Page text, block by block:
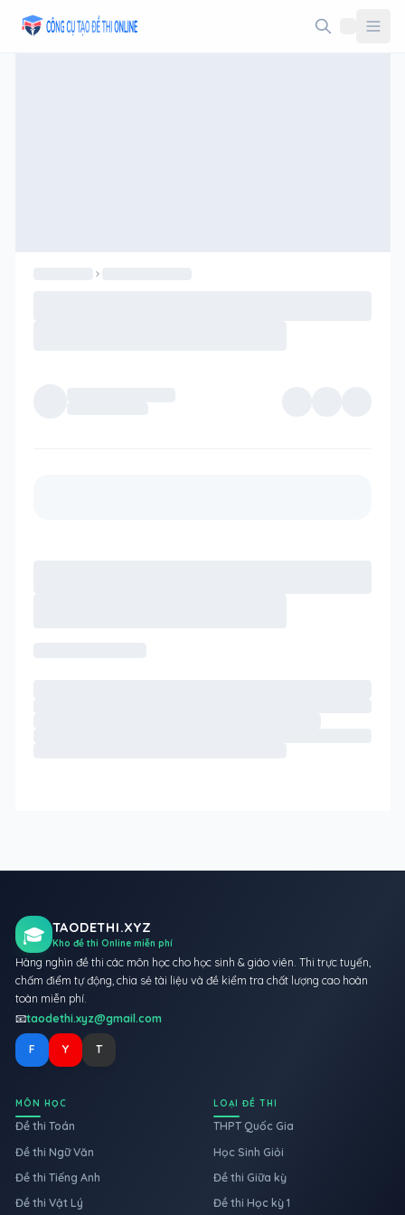
🎓 TAODETHI.XYZ
Kho đề thi Online miễn phí
Hàng nghìn đề thi các môn học cho học sinh & giáo viên. Thi trực tuyến,
chấm điểm tự động, chia sẻ tài liệu và đề kiểm tra chất lượng cao hoàn
toàn miễn phí.
📧taodethi.xyz@gmail.com
F Y T
MÔN HỌC
Đề thi Toán
Đề thi Ngữ Văn
Đề thi Tiếng Anh
Đề thi Vật Lý
LOẠI ĐỀ THI
THPT Quốc Gia
Học Sinh Giỏi
Đề thi Giữa kỳ
Đề thi Học kỳ 1